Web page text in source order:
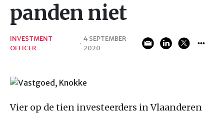
panden niet
INVESTMENT
OFFICER
·
4 SEPTEMBER
2020
Vier op de tien investeerders in Vlaanderen